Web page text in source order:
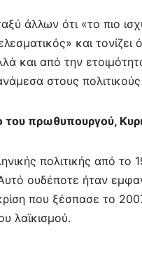
άλλων ότι «το πιο
και
και από την
στους
του πρωθυπουργού,
πολιτικής από το
ουδέποτε ήταν
που ξέσπασε το
λαϊκισμού.